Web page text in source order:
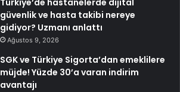
Türkiye’de hastanelerde dijital
güvenlik ve hasta takibi nereye
gidiyor? Uzmanı anlattı
Ağustos 9, 2026
SGK ve Türkiye Sigorta’dan emeklilere
müjde! Yüzde 30’a varan indirim
avantajı